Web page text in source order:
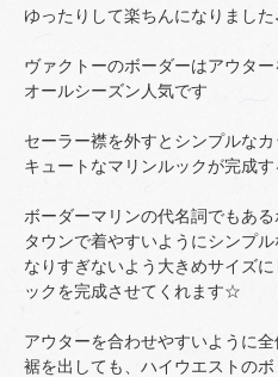
ゆったりして楽ちんになりました
ヴァクトーのボーダーはアウタ
オールシーズン人気です
セーラー襟を外すとシンプルな
キュートなマリンルックが完成
ボーダーマリンの代名詞でもあ
タウンで着やすいようにシンプ
なりすぎないよう大きめサイズ
ックを完成させてくれます☆
アウターを合わせやすいように
裾を出しても、ハイウエストの